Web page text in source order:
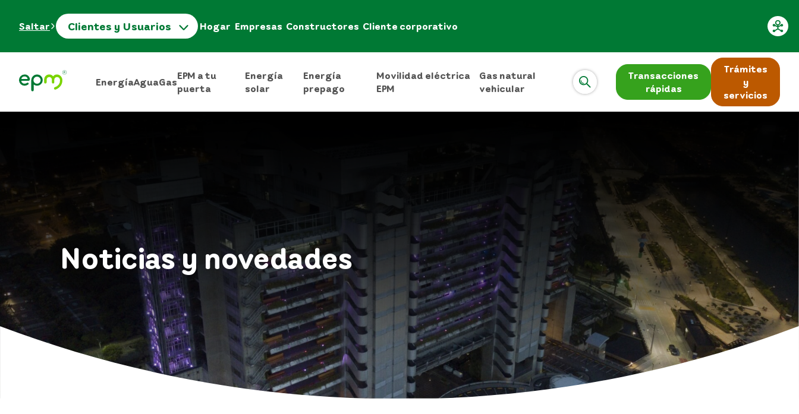
Saltar Clientes y Usuarios Hogar Empresas Constructores Cliente corporativo
EnergíaAguaGas
EPM a tu
puerta
Energía
solar
Energía
prepago
Movilidad eléctrica
EPM
Gas natural
vehicular
Transacciones
rápidas
Trámites
y
servicios
Noticias y novedades